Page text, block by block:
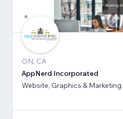
ON, CA
AppNerd Incorporated
Website, Graphics & Marketing.